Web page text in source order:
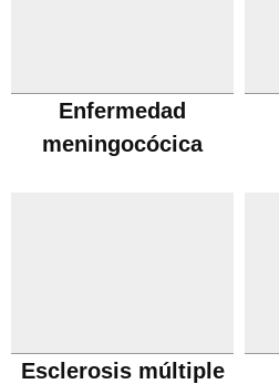
Enfermedad
meningocócica
Esclerosis múltiple